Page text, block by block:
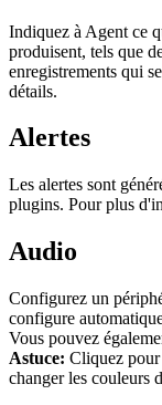
Indiquez à Agent ce
produisent, tels que
enregistrements qui
détails.
Alertes
Les alertes sont
plugins. Pour plus
Audio
Configurez un
configure
Vous pouvez
Astuce: Cliquez
changer les couleurs